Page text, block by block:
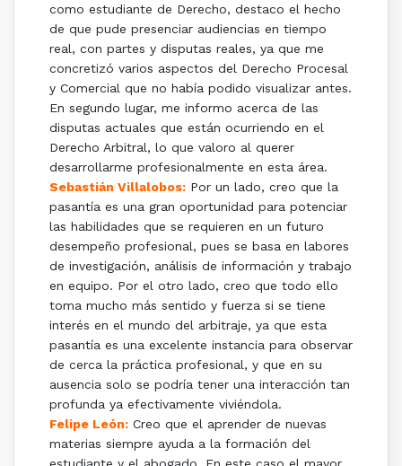
como estudiante de Derecho, destaco el hecho
de que pude presenciar audiencias en tiempo
real, con partes y disputas reales, ya que me
concretizó varios aspectos del Derecho Procesal
y Comercial que no había podido visualizar antes.
En segundo lugar, me informo acerca de las
disputas actuales que están ocurriendo en el
Derecho Arbitral, lo que valoro al querer
desarrollarme profesionalmente en esta área.
Sebastián Villalobos:Por un lado, creo que la
pasantía es una gran oportunidad para potenciar
las habilidades que se requieren en un futuro
desempeño profesional, pues se basa en labores
de investigación, análisis de información y trabajo
en equipo. Por el otro lado, creo que todo ello
toma mucho más sentido y fuerza si se tiene
interés en el mundo del arbitraje, ya que esta
pasantía es una excelente instancia para observar
de cerca la práctica profesional, y que en su
ausencia solo se podría tener una interacción tan
profunda ya efectivamente viviéndola.
Felipe León: Creo que el aprender de nuevas
materias siempre ayuda a la formación del
estudiante y el abogado. En este caso el mayor